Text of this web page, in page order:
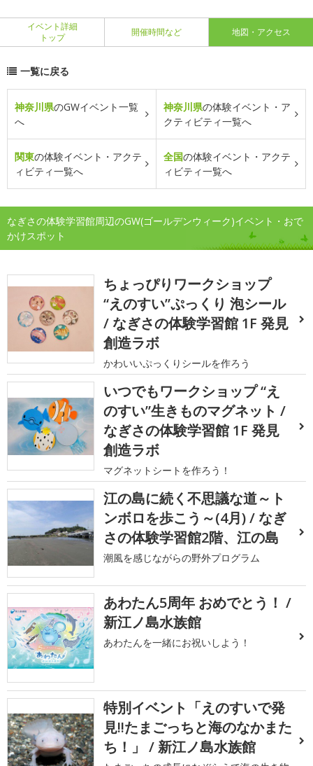
イベント詳細
トップ
開催時間など 地図・アクセス
一覧に戻る
神奈川県のGWイベント一覧
へ
神奈川県の体験イベント・ア
クティビティ一覧へ
関東の体験イベント・アクテ
ィビティ一覧へ
全国の体験イベント・アクテ
ィビティ一覧へ
なぎさの体験学習館周辺のGW(ゴールデンウィーク)イベント・おで
かけスポット
ちょっぴりワークショップ
“えのすい”ぷっくり 泡シール
/ なぎさの体験学習館 1F 発見
創造ラボ
かわいいぷっくりシールを作ろう
いつでもワークショップ “え
のすい”生きものマグネット /
なぎさの体験学習館 1F 発見
創造ラボ
マグネットシートを作ろう！
江の島に続く不思議な道～ト
ンボロを歩こう～(4月) / なぎ
さの体験学習館2階、江の島
潮風を感じながらの野外プログラム
あわたん5周年 おめでとう！ /
新江ノ島水族館
あわたんを一緒にお祝いしよう！
特別イベント「えのすいで発
見!!たまごっちと海のなかまた
ち！」 / 新江ノ島水族館